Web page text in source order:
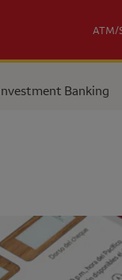
ATM/
Banking